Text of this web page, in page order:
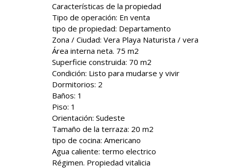
Características de la propiedad
Tipo de operación: En venta
tipo de propiedad: Departamento
Zona / Ciudad: Vera Playa Naturista / vera
Área interna neta. 75 m2
Superficie construida: 70 m2
Condición: Listo para mudarse y vivir
Dormitorios: 2
Baños: 1
Piso: 1
Orientación: Sudeste
Tamaño de la terraza: 20 m2
tipo de cocina: Americano
Agua caliente: termo electrico
Régimen. Propiedad vitalicia